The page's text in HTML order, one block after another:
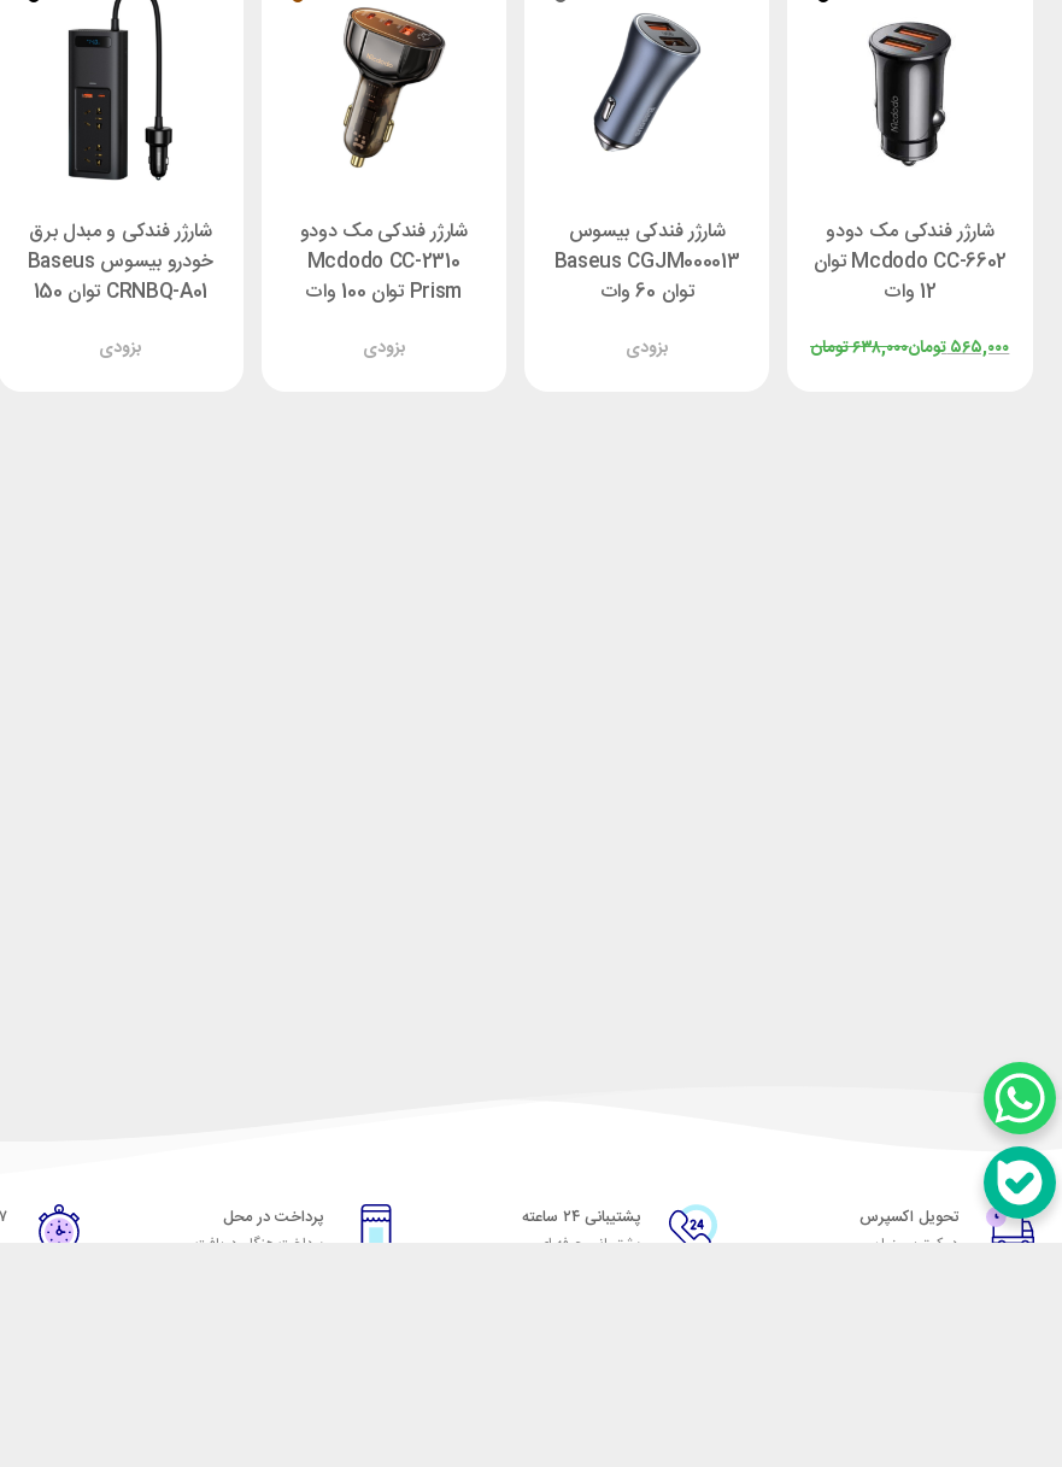
شارژر فندکی مک دودو
Mcdodo CC-6602 توان
12 وات
تومان۶۳۸,۰۰۰تومان۵۶۵,۰۰۰
شارژر فندکی بیسوس
Baseus CGJM000013
توان 60 وات
بزودی
شارژر فندکی مک دودو
Mcdodo CC-2310
Prism توان 100 وات
بزودی
شارژر فندکی و مبدل برق
خودرو بیسوس Baseus
CRNBQ-A01 توان 150
بزودی
تحویل اکسپرس
در کمترین زمان
پشتیبانی ۲۴ ساعته
پشتیبانی حرفه ای
پرداخت در محل
پرداخت هنگام دریافت
۷ روز ضمانت